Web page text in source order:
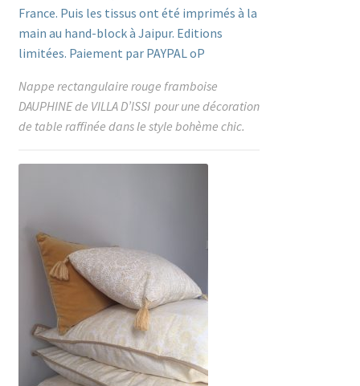
Nappe rectangulaire rouge framboise
DAUPHINE de VILLA D’ISSI pour une décoration
de table raffinée dans le style bohème chic.